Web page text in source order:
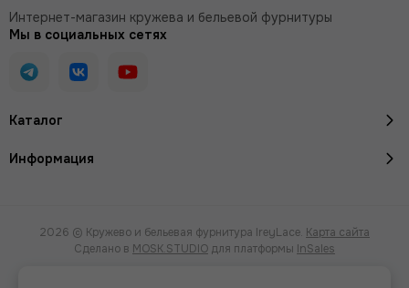
Каталог
Информация
Интернет-магазин кружева и бельевой фурнитуры
Мы в социальных сетях
2026 © Кружево и бельевая фурнитура IreyLace. Карта сайта
Сделано в MOSK.STUDIO для платформы InSales